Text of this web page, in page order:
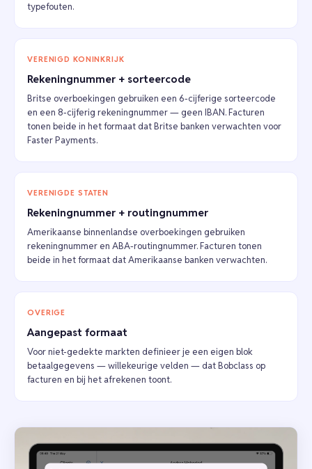
typefouten.
VERENIGD KONINKRIJK
Rekeningnummer + sorteercode
Britse overboekingen gebruiken een 6-cijferige sorteercode
en een 8-cijferig rekeningnummer — geen IBAN. Facturen
tonen beide in het formaat dat Britse banken verwachten voor
Faster Payments.
VERENIGDE STATEN
Rekeningnummer + routingnummer
Amerikaanse binnenlandse overboekingen gebruiken
rekeningnummer en ABA-routingnummer. Facturen tonen
beide in het formaat dat Amerikaanse banken verwachten.
OVERIGE
Aangepast formaat
Voor niet-gedekte markten definieer je een eigen blok
betaalgegevens — willekeurige velden — dat Bobclass op
facturen en bij het afrekenen toont.